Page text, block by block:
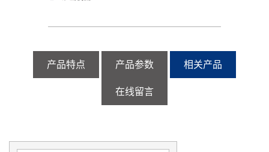
产品特点 产品参数 相关产品
在线留言